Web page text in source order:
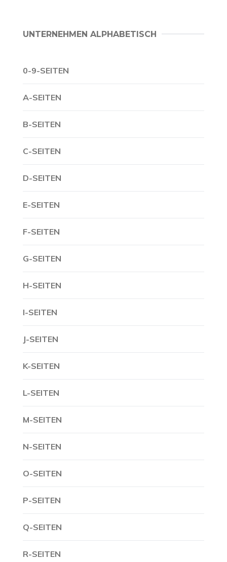
UNTERNEHMEN ALPHABETISCH
0-9-SEITEN
A-SEITEN
B-SEITEN
C-SEITEN
D-SEITEN
E-SEITEN
F-SEITEN
G-SEITEN
H-SEITEN
I-SEITEN
J-SEITEN
K-SEITEN
L-SEITEN
M-SEITEN
N-SEITEN
O-SEITEN
P-SEITEN
Q-SEITEN
R-SEITEN